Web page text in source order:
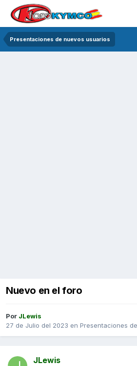
Presentaciones de nuevos usuarios
Nuevo en el foro
Por JLewis
27 de Julio del 2023 en Presentaciones
JLewis